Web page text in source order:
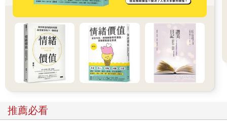
妳才明白了，或許妳一直在找的，並不是最愛妳的人，而是那個
在第三十次爭吵過後，還願意笑著對妳說：「我們再試一次。」
的人。原來，一直以來妳要的都是那個仍然留下來，那個還是願
意跟妳一起再努力的人。
妳要的是，一起努力的人，不輕言放棄，一起把現在走成未來
的，那個人。
推薦必看